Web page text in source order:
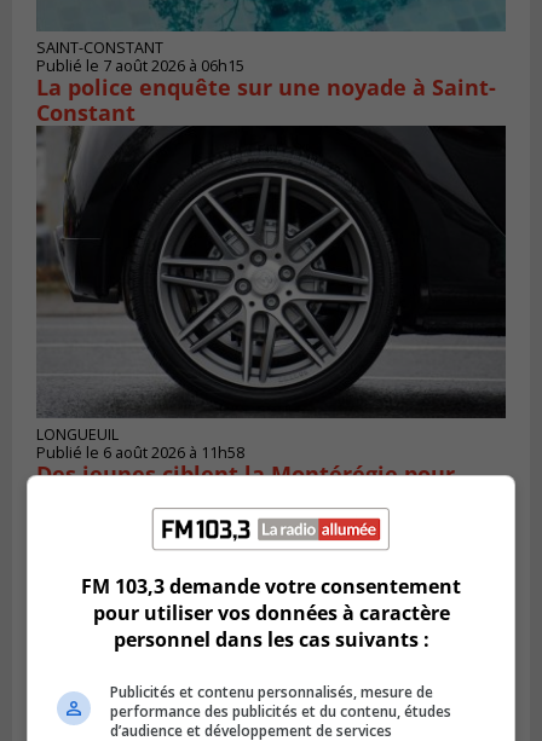
SAINT-CONSTANT
Publié le 7 août 2026 à 06h15
La police enquête sur une noyade à Saint-
Constant
LONGUEUIL
Publié le 6 août 2026 à 11h58
Des jeunes ciblent la Montérégie pour
FM 103,3 demande votre consentement
pour utiliser vos données à caractère
personnel dans les cas suivants :
Publicités et contenu personnalisés, mesure de
performance des publicités et du contenu, études
d’audience et développement de services